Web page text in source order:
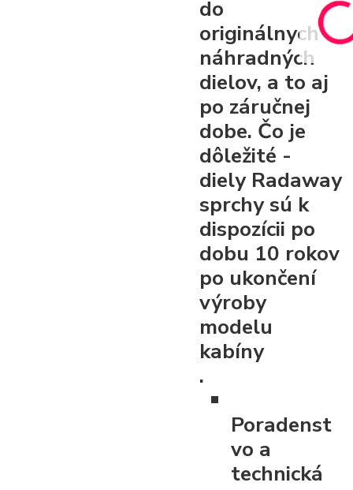
do
originálnych
náhradných
dielov, a to aj
po záručnej
dobe. Čo je
dôležité -
diely Radaway
sprchy sú k
dispozícii po
dobu 10 rokov
po ukončení
výroby
modelu
kabíny
.
Poradenst
vo a
technická